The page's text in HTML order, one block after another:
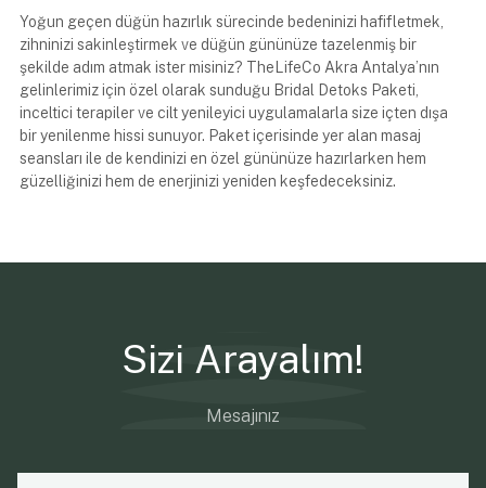
Yoğun geçen düğün hazırlık sürecinde bedeninizi hafifletmek,
zihninizi sakinleştirmek ve düğün gününüze tazelenmiş bir
şekilde adım atmak ister misiniz? TheLifeCo Akra Antalya’nın
gelinlerimiz için özel olarak sunduğu Bridal Detoks Paketi,
inceltici terapiler ve cilt yenileyici uygulamalarla size içten dışa
bir yenilenme hissi sunuyor. Paket içerisinde yer alan masaj
seansları ile de kendinizi en özel gününüze hazırlarken hem
güzelliğinizi hem de enerjinizi yeniden keşfedeceksiniz.
Sizi Arayalım!
Mesajınız